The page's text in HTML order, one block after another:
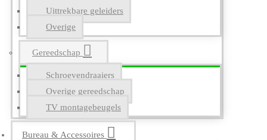
Uittrekbare geleiders
Overige
Gereedschap
Schroevendraaiers
Overige gereedschap
TV montagebeugels
Bureau & Accessoires